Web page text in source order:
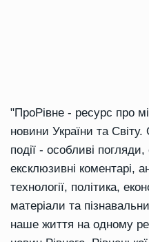
"ПроРівне - ресурс про
новини України та
події - особливі
ексклюзивні коментарі,
технології, політика,
матеріали та
наше життя на одному